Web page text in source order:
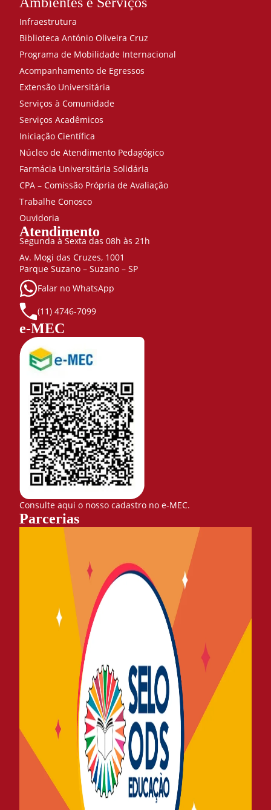
Infraestrutura
Biblioteca António Oliveira Cruz
Programa de Mobilidade Internacional
Acompanhamento de Egressos
Extensão Universitária
Serviços à Comunidade
Serviços Acadêmicos
Iniciação Científica
Núcleo de Atendimento Pedagógico
Farmácia Universitária Solidária
CPA – Comissão Própria de Avaliação
Trabalhe Conosco
Ouvidoria
Atendimento
Segunda à Sexta das 08h às 21h
Av. Mogi das Cruzes, 1001
Parque Suzano – Suzano – SP
Falar no WhatsApp
(11) 4746-7099
e-MEC
Consulte aqui o nosso cadastro no e-MEC.
Parcerias